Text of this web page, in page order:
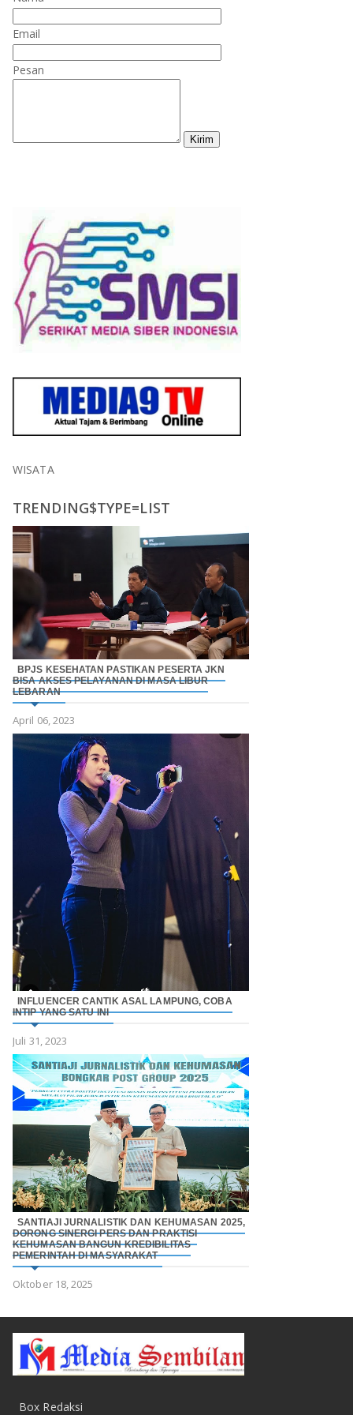
Email
Pesan
WISATA
TRENDING$TYPE=LIST
BPJS KESEHATAN PASTIKAN PESERTA JKN
BISA AKSES PELAYANAN DI MASA LIBUR
LEBARAN
April 06, 2023
INFLUENCER CANTIK ASAL LAMPUNG, COBA
INTIP YANG SATU INI
Juli 31, 2023
SANTIAJI JURNALISTIK DAN KEHUMASAN 2025,
DORONG SINERGI PERS DAN PRAKTISI
KEHUMASAN BANGUN KREDIBILITAS
PEMERINTAH DI MASYARAKAT
Oktober 18, 2025
Box Redaksi